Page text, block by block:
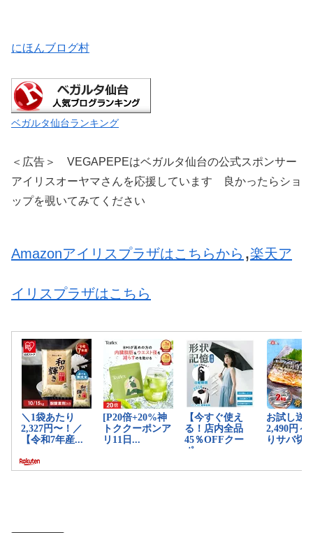
にほんブログ村
ベガルタ仙台ランキング
＜広告＞ VEGAPEPEはベガルタ仙台の公式スポンサー
アイリスオーヤマさんを応援しています 良かったらショ
ップを覗いてみてください
Amazonアイリスプラザはこちらから ,楽天ア
イリスプラザはこちら